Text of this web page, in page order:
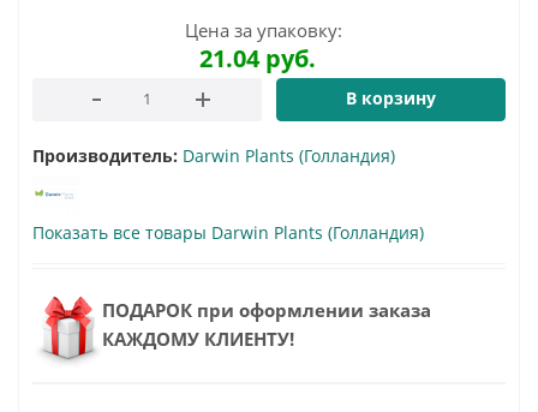
Цена за упаковку:
21.04руб.
В корзину
Производитель: Darwin Plants (Голландия)
Показать все товары Darwin Plants (Голландия)
ПОДАРОК при оформлении заказа
КАЖДОМУ КЛИЕНТУ!